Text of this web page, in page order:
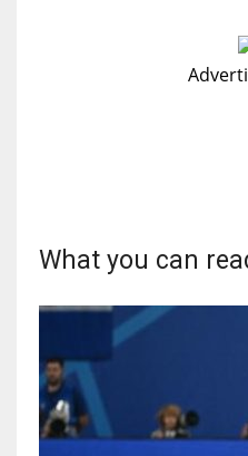
What you can